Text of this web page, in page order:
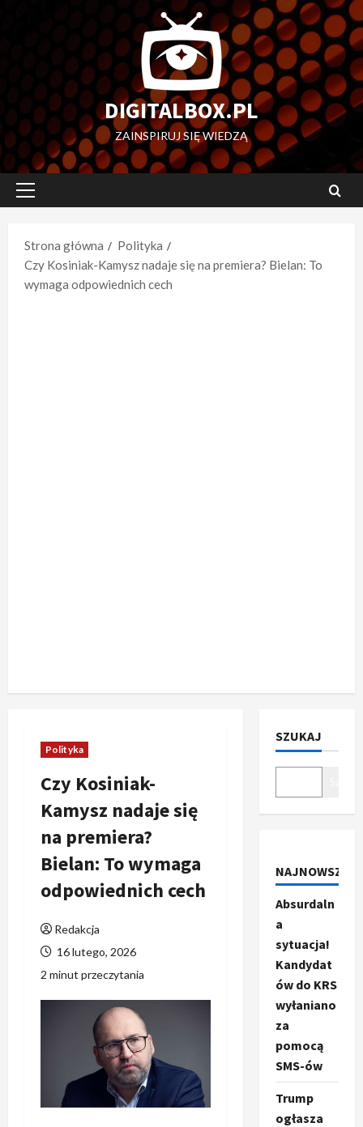
DIGITALBOX.PL
ZAINSPIRUJ SIĘ WIEDZĄ
Menu
Strona główna
Polityka
Czy Kosiniak-Kamysz nadaje się na premiera? Bielan: To
wymaga odpowiednich cech
Polityka
Czy Kosiniak-
Kamysz nadaje się
na premiera?
Bielan: To wymaga
odpowiednich cech
Redakcja
16 lutego, 2026
2 minut przeczytania
SZUKAJ
NAJNOWSZE
Absurdaln
a
sytuacja!
Kandydat
ów do KRS
wyłaniano
za
pomocą
SMS-ów
Trump
ogłasza